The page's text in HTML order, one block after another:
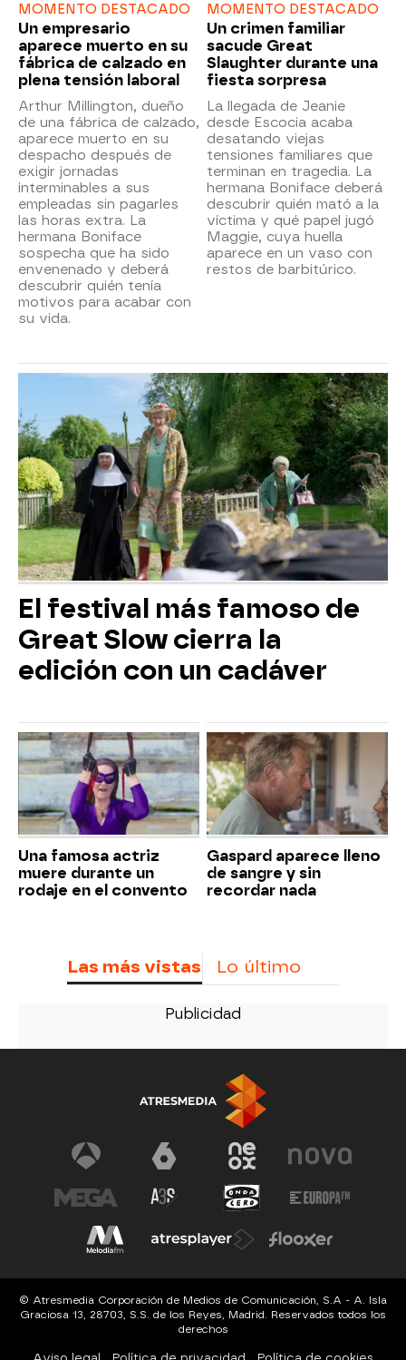
MOMENTO DESTACADO
Un empresario
aparece muerto en su
fábrica de calzado en
plena tensión laboral
Arthur Millington, dueño
de una fábrica de calzado,
aparece muerto en su
despacho después de
exigir jornadas
interminables a sus
empleadas sin pagarles
las horas extra. La
hermana Boniface
sospecha que ha sido
envenenado y deberá
descubrir quién tenía
motivos para acabar con
su vida.
MOMENTO DESTACADO
Un crimen familiar
sacude Great
Slaughter durante una
fiesta sorpresa
La llegada de Jeanie
desde Escocia acaba
desatando viejas
tensiones familiares que
terminan en tragedia. La
hermana Boniface deberá
descubrir quién mató a la
víctima y qué papel jugó
Maggie, cuya huella
aparece en un vaso con
restos de barbitúrico.
El festival más famoso de
Great Slow cierra la
edición con un cadáver
Una famosa actriz
muere durante un
rodaje en el convento
Gaspard aparece lleno
de sangre y sin
recordar nada
Las más vistas Lo último
© Atresmedia Corporación de Medios de Comunicación, S.A - A. Isla
Graciosa 13, 28703, S.S. de los Reyes, Madrid. Reservados todos los
derechos